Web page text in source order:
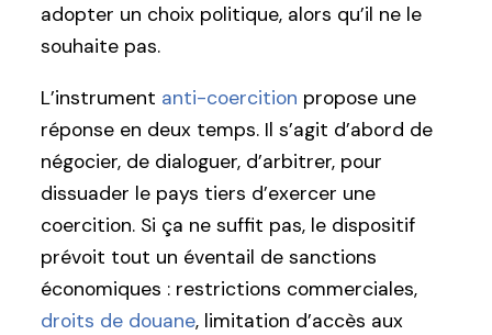
adopter un choix politique, alors qu’il ne le
souhaite pas.
L’instrument anti-coercition propose une
réponse en deux temps. Il s’agit d’abord de
négocier, de dialoguer, d’arbitrer, pour
dissuader le pays tiers d’exercer une
coercition. Si ça ne suffit pas, le dispositif
prévoit tout un éventail de sanctions
économiques : restrictions commerciales,
droits de douane, limitation d’accès aux